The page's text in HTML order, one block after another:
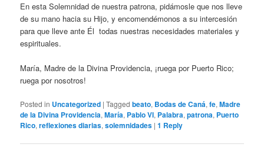
En esta Solemnidad de nuestra patrona, pidámosle que nos lleve
de su mano hacia su Hijo, y encomendémonos a su intercesión
para que lleve ante Él todas nuestras necesidades materiales y
espirituales.
María, Madre de la Divina Providencia, ¡ruega por Puerto Rico;
ruega por nosotros!
Posted in Uncategorized |Tagged beato, Bodas de Caná,fe,Madre
de la Divina Providencia,María, Pablo VI, Palabra,patrona, Puerto
Rico,reflexiones diarias,solemnidades |1 Reply